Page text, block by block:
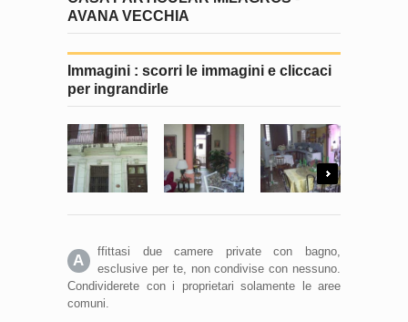
AVANA VECCHIA
Immagini : scorri le immagini e cliccaci
per ingrandirle
Next
A
ffittasi due camere private con bagno,
esclusive per te, non condivise con nessuno.
Condividerete con i proprietari solamente le aree
comuni.